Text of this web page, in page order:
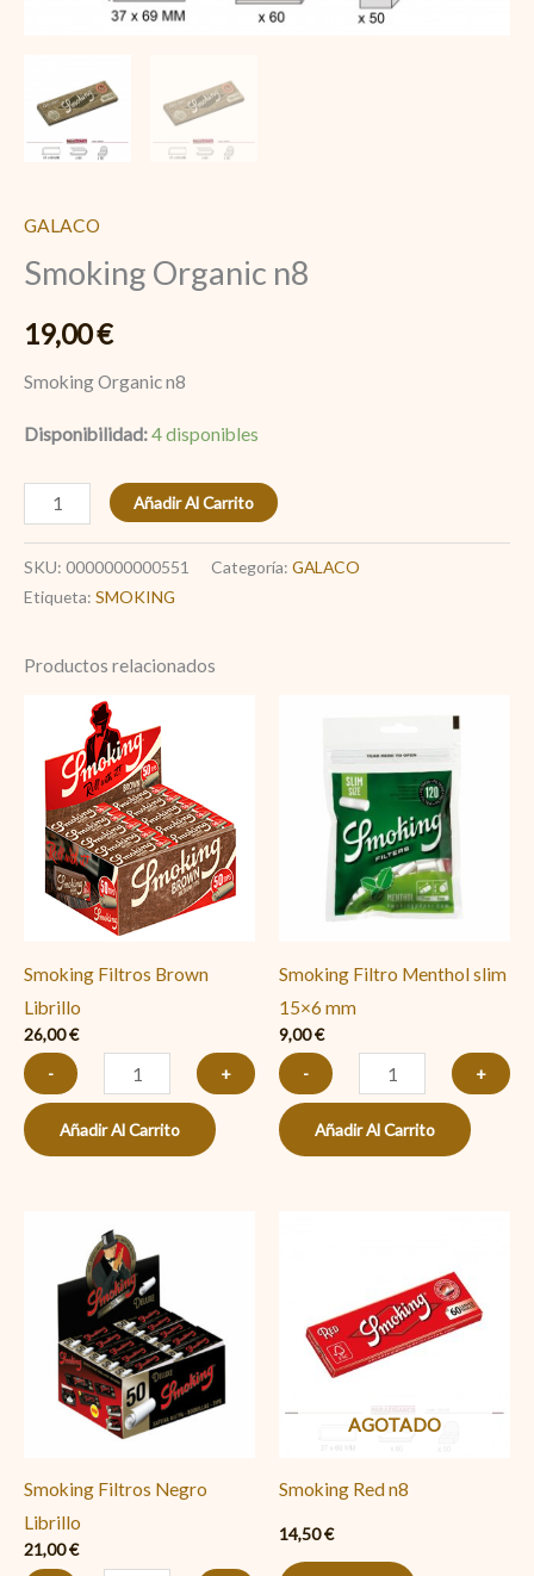
GALACO
Smoking Organic n8
19,00€
Smoking Organic n8
Disponibilidad:4 disponibles
Añadir Al Carrito
SKU: 0000000000551 Categoría: GALACO
Etiqueta: SMOKING
Productos relacionados
Smoking Filtros Brown
Librillo
26,00€
-
Smoking
Filtros
Brown
Librillo
cantidad
+
Añadir Al Carrito
Smoking Filtro Menthol slim
15×6 mm
9,00€
-
Menthol
slim
15x6
mm
cantidad
+
Añadir Al Carrito
Smoking Filtros Negro
Librillo
21,00€
Smoking
Filtros
Negro
Librillo
cantidad
AGOTADO
Smoking Red n8
14,50€